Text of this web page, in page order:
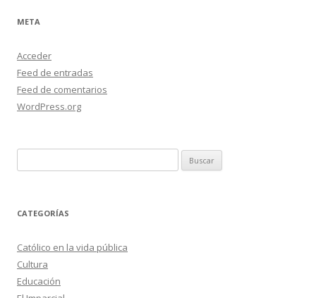
META
Acceder
Feed de entradas
Feed de comentarios
WordPress.org
CATEGORÍAS
Católico en la vida pública
Cultura
Educación